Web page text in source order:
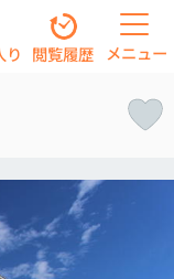
り 閲覧履歴 メニュー